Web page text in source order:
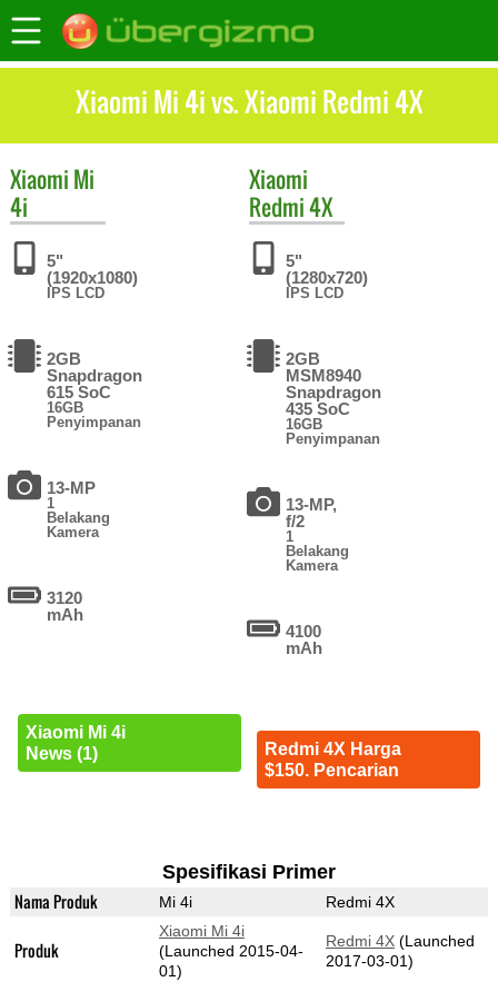
Xiaomi Mi 4i vs. Xiaomi Redmi 4X
Xiaomi Mi
4i
5"
(1920x1080)
IPS LCD
2GB
Snapdragon
615 SoC
16GB
Penyimpanan
13-MP
1
Belakang
Kamera
3120
mAh
Xiaomi Mi 4i
News (1)
Xiaomi
Redmi 4X
5"
(1280x720)
IPS LCD
2GB
MSM8940
Snapdragon
435 SoC
16GB
Penyimpanan
13-MP,
f/2
1
Belakang
Kamera
4100
mAh
Redmi 4X Harga
$150. Pencarian
Spesifikasi Primer
Nama Produk Mi 4i Redmi 4X
Produk
Xiaomi Mi 4i
(Launched 2015-04-
01)
Redmi 4X(Launched
2017-03-01)